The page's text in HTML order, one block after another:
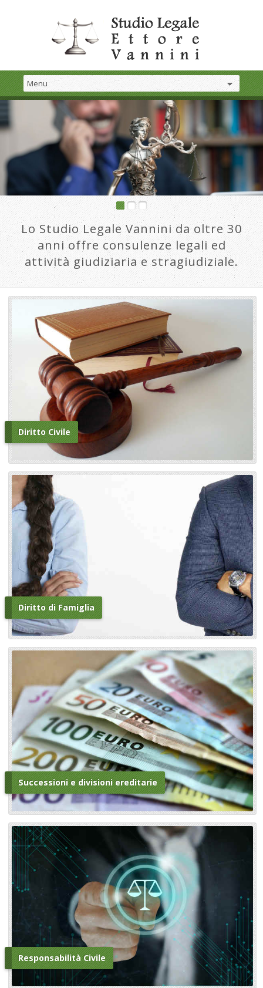
Lo Studio Legale Vannini da oltre 30
anni offre consulenze legali ed
attività giudiziaria e stragiudiziale.
Diritto Civile
Diritto di Famiglia
Successioni e divisioni ereditarie
Responsabilità Civile